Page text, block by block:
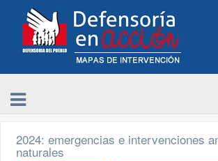
2024: emergencias e intervenciones
naturales